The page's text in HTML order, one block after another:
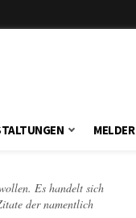
MELDER
Es handelt sich
der namentlich